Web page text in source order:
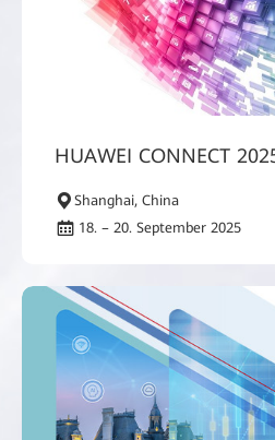
HUAWEI CONNECT
Shanghai, China
18. – 20. September 2025